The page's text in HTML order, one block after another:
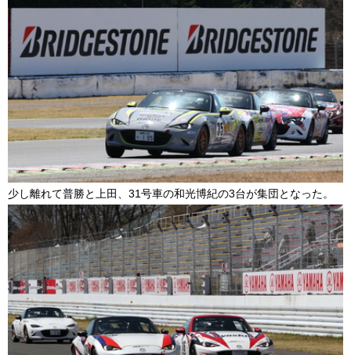
少し離れて普勝と上田、 31号車の和光博紀の3台が集団となった。